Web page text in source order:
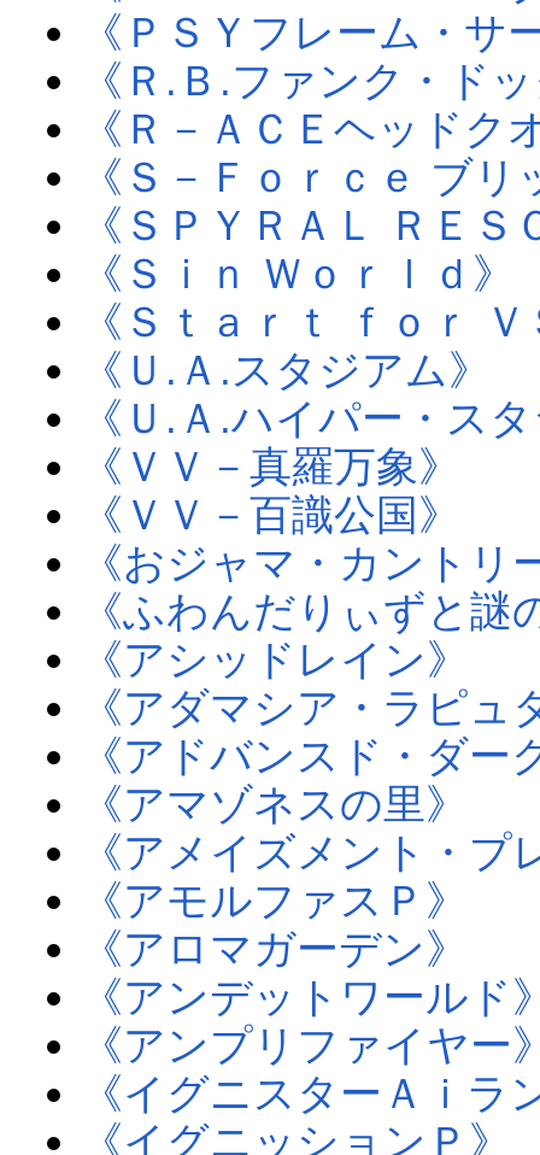
《ＰＳＹフレーム・サ
《Ｒ.Ｂ.ファンク・ド
《Ｒ－ＡＣＥヘッドク
《Ｓ－Ｆｏｒｃｅ ブ
《ＳＰＹＲＡＬ ＲＥＳ
《Ｓｉｎ Ｗｏｒｌｄ》
《Ｓｔａｒｔ ｆｏｒ
《Ｕ.Ａ.スタジアム》
《Ｕ.Ａ.ハイパー・ス
《ＶＶ－真羅万象》
《ＶＶ－百識公国》
《おジャマ・カントリ
《ふわんだりぃずと謎
《アシッドレイン》
《アダマシア・ラピュ
《アドバンスド・ダー
《アマゾネスの里》
《アメイズメント・プ
《アモルファスＰ》
《アロマガーデン》
《アンデットワールド
《アンプリファイヤー
《イグニスターＡｉラ
《イグニッションＰ》